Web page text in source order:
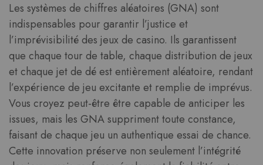
Les systèmes de chiffres aléatoires (GNA) sont
indispensables pour garantir l’justice et
l’imprévisibilité des jeux de casino. Ils garantissent
que chaque tour de table, chaque distribution de jeux
et chaque jet de dé est entièrement aléatoire, rendant
l’expérience de jeu excitante et remplie de imprévus.
Vous croyez peut-être être capable de anticiper les
issues, mais les GNA suppriment toute constance,
faisant de chaque jeu un authentique essai de chance.
Cette innovation préserve non seulement l’intégrité